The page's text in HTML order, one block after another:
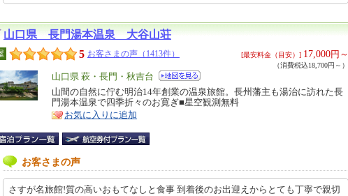
山口県 長門湯本温泉 大谷山荘
5 お客さまの声（1413件） [最安料金（目安）] 17,000円～
（消費税込18,700円～）
エ
リ
ア
山口県 萩・長門・秋吉台
特
徴
山間の自然に佇む明治14年創業の温泉旅館。長州藩主も湯治に訪れた長
門湯本温泉で四季折々のお寛ぎ■星空観測無料
お気に入りに追加
お客さまの声
さすが名旅館!質の高いおもてなしと食事 到着後のお出迎えからとても丁寧で親切